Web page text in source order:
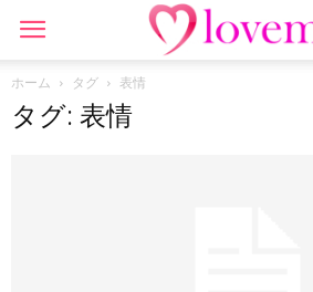
ホーム タグ 表情
タグ: 表情